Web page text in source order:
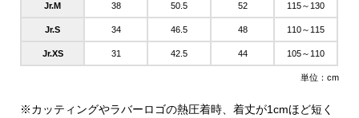
Jr.M 38 50.5 52 115～130
Jr.S 34 46.5 48 110～115
Jr.XS 31 42.5 44 105～110
単位：cm
※カッティングやラバーロゴの熱圧着時、着丈が1cmほど短く